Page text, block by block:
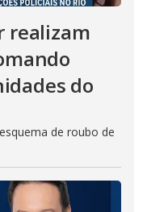
realizam
do
de roubo de